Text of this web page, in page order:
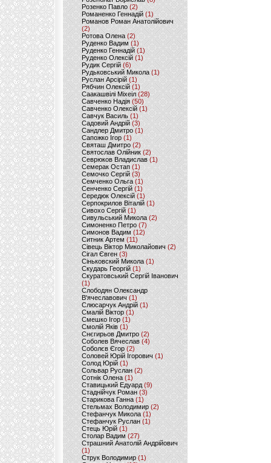
Розенко Павло (2)
Романенко Геннадій (1)
Романов Роман Анатолійович
(2)
Ротова Олена(2)
Руденко Вадим (1)
Руденко Геннадій (1)
Руденко Олексій(1)
Рудик Сергій(6)
Рудьковський Микола (1)
Руслан Арсірій(1)
Рябчин Олексій (1)
Саакашвілі Міхеіл(28)
Савченко Надія (50)
Савченко Олексій(1)
Савчук Василь (1)
Садовий Андрій (3)
Сандлер Дмитро(1)
Сапожко Ігор(1)
Святаш Дмитро (2)
Святослав Олійник (2)
Севрюков Владислав (1)
Семерак Остап (1)
Семочко Сергій (3)
Семченко Ольга (1)
Сенченко Сергій(1)
Середюк Олексій(1)
Серпокрилов Віталій(1)
Сивохо Сергій(1)
Сивульський Микола(2)
Симоненко Петро(7)
Симонов Вадим (12)
Ситник Артем(11)
Сівець Віктор Миколайович(2)
Сігал Євген (3)
Сіньковский Микола(1)
Скударь Георгій (1)
Скуратовський Сергій Іванович
(1)
Слободян Олександр
В'ячеславович(1)
Слюсарчук Андрій(1)
Смалій Віктор (1)
Смешко Ігор (1)
Смолій Яків (1)
Снєгирьов Дмитро (2)
Соболев Вячеслав (4)
Соболєв Єгор(2)
Соловей Юрій Ігорович (1)
Солод Юрій (1)
Сольвар Руслан (2)
Сотнік Олена(1)
Ставицький Едуард (9)
Стаднійчук Роман(3)
Старикова Ганна (1)
Стельмах Володимир(2)
Стефанчук Микола (1)
Стефанчук Руслан (1)
Стець Юрій (1)
Столар Вадим(27)
Страшний Анатолій Андрійович
(1)
Струк Володимир (1)